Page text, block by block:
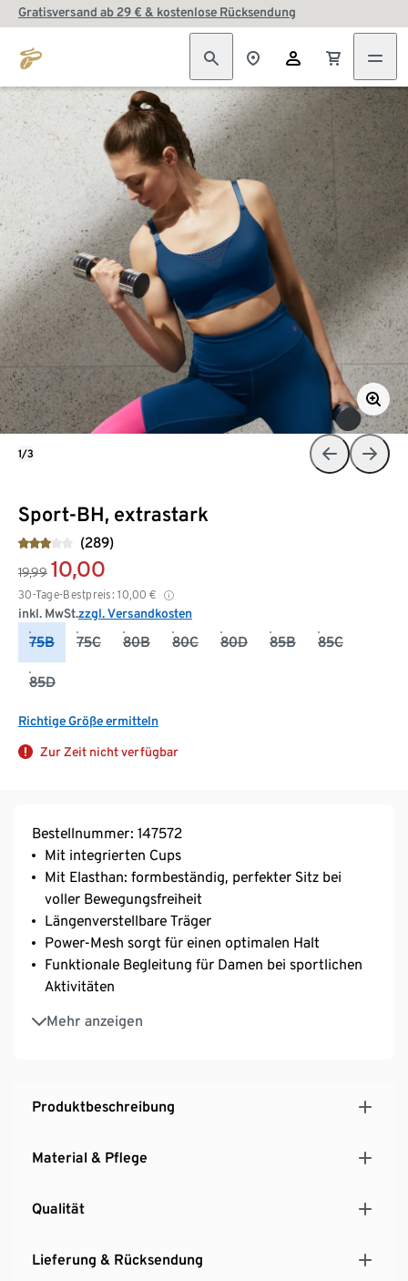
Gratisversand ab 29 € & kostenlose Rücksendung
Sport-BH, extrastark
(289)
19,99 10,00
30-Tage-Bestpreis: 10,00 €
inkl. MwSt.zzgl. Versandkosten
75B 75C 80B 80C 80D 85B 85C
85D
Richtige Größe ermitteln
Zur Zeit nicht verfügbar
1/3
Bestellnummer: 147572
Mit integrierten Cups
Mit Elasthan: formbeständig, perfekter Sitz bei
voller Bewegungsfreiheit
Längenverstellbare Träger
Power-Mesh sorgt für einen optimalen Halt
Funktionale Begleitung für Damen bei sportlichen
Aktivitäten
Mehr anzeigen
Mit Lasercut
Sleek Soft Seal Closure von Prym
Produktbeschreibung
Material & Pflege
Qualität
Lieferung & Rücksendung